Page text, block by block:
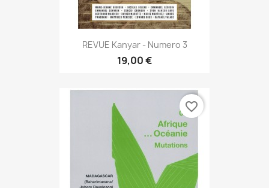
REVUE Kanyar - Numero 3
19,00 €
favorite_border